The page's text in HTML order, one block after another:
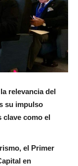
relevancia del
su impulso
clave como el
el Primer
en